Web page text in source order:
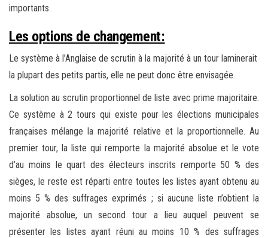
importants.
Les options de changement:
Le système à l’Anglaise de scrutin à la majorité à un tour laminerait
la plupart des petits partis, elle ne peut donc être envisagée.
La solution au scrutin proportionnel de liste avec prime majoritaire.
Ce système à 2 tours qui existe pour les élections municipales
françaises mélange la majorité relative et la proportionnelle. Au
premier tour, la liste qui remporte la majorité absolue et le vote
d’au moins le quart des électeurs inscrits remporte 50 % des
sièges, le reste est réparti entre toutes les listes ayant obtenu au
moins 5 % des suffrages exprimés ; si aucune liste n’obtient la
majorité absolue, un second tour a lieu auquel peuvent se
présenter les listes ayant réuni au moins 10 % des suffrages